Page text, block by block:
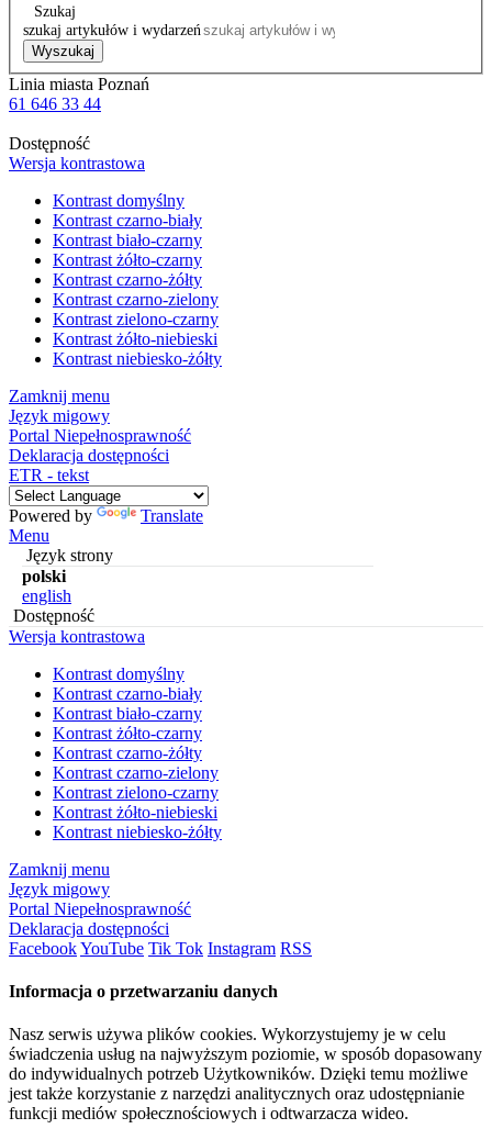
Szukaj
szukaj artykułów i wydarzeń
Wyszukaj
Linia miasta Poznań
61 646 33 44
Dostępność
Wersja kontrastowa
Kontrast domyślny
Kontrast czarno-biały
Kontrast biało-czarny
Kontrast żółto-czarny
Kontrast czarno-żółty
Kontrast czarno-zielony
Kontrast zielono-czarny
Kontrast żółto-niebieski
Kontrast niebiesko-żółty
Zamknij menu
Język migowy
Portal Niepełnosprawność
Deklaracja dostępności
ETR - tekst
Powered by
Translate
Menu
Język strony
polski
english
Dostępność
Wersja kontrastowa
Kontrast domyślny
Kontrast czarno-biały
Kontrast biało-czarny
Kontrast żółto-czarny
Kontrast czarno-żółty
Kontrast czarno-zielony
Kontrast zielono-czarny
Kontrast żółto-niebieski
Kontrast niebiesko-żółty
Zamknij menu
Język migowy
Portal Niepełnosprawność
Deklaracja dostępności
FacebookYouTube Tik Tok Instagram RSS
Informacja o przetwarzaniu danych
Nasz serwis używa plików cookies. Wykorzystujemy je w celu
świadczenia usług na najwyższym poziomie, w sposób dopasowany
do indywidualnych potrzeb Użytkowników. Dzięki temu możliwe
jest także korzystanie z narzędzi analitycznych oraz udostępnianie
funkcji mediów społecznościowych i odtwarzacza wideo.